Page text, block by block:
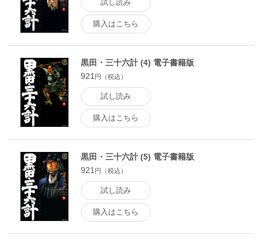
試し読み
購入はこちら
黒田・三十六計 (4) 電子書籍版
921 円（税込）
試し読み
購入はこちら
黒田・三十六計 (5) 電子書籍版
921 円（税込）
試し読み
購入はこちら